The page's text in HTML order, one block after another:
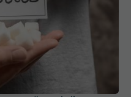
unul dintre
diabet